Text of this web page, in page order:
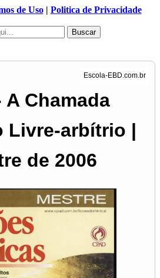
de Uso| Politica de Privacidade
Buscar
A Chamada
Livre-arbítrio |
de 2006